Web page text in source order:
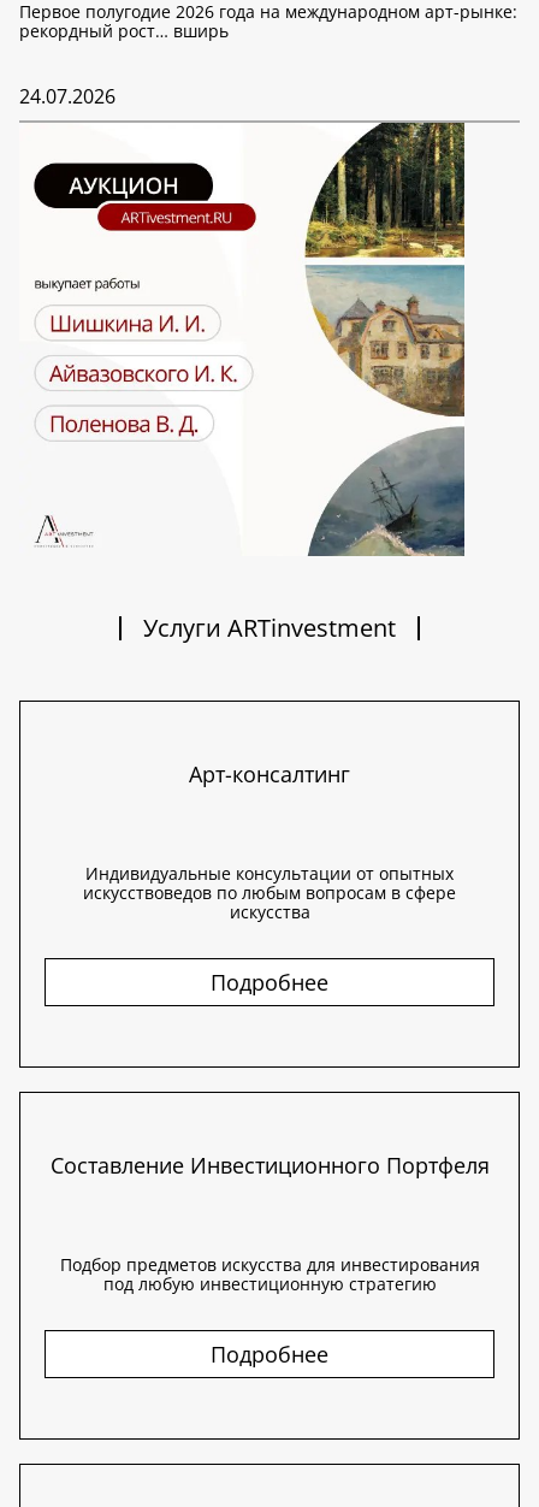
Первое полугодие 2026 года на международном арт-рынке:
рекордный рост… вширь
24.07.2026
Услуги ARTinvestment
Арт-консалтинг
Индивидуальные консультации от опытных
искусствоведов по любым вопросам в сфере
искусства
Подробнее
Составление Инвестиционного Портфеля
Подбор предметов искусства для инвестирования
под любую инвестиционную стратегию
Подробнее